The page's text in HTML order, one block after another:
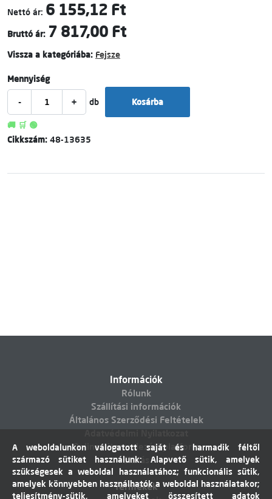
Nettó ár: 6 155,12 Ft
Bruttó ár: 7 817,00 Ft
Vissza a kategóriába: Fejsze
Mennyiség
- + db Kosárba
🚚 🛒 🟢
Cikkszám: 48-13635
Információk
Rólunk
Szállítási információk
Általános Szerződési Feltételek
Online vitarendezési platform
Elállás
Termékek
A weboldalunkon válogatott saját és harmadik féltől
származó sütiket használunk: Alapvető sütik, amelyek
szükségesek a weboldal használatához; funkcionális sütik,
amelyek könnyebben használhatók a weboldal használatakor;
teljesítmény-sütik, amelyeket összesített adatok